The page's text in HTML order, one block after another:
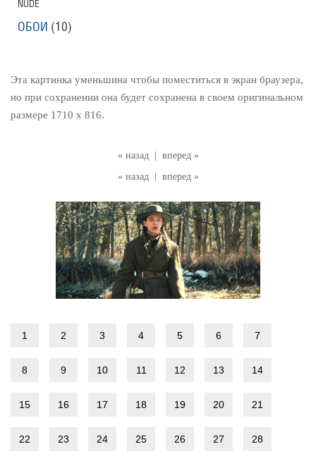
« назад
вперед »
« назад
вперед »
Эта картинка уменьшина чтобы поместиться в экран браузера,
но при сохранении она будет сохранена в своем оригинальном
размере 1710 x 816.
1 2 3 4 5 6 7
8 9 10 11 12 13 14
15 16 17 18 19 20 21
22 23 24 25 26 27 28
NUDE
ОБОИ (10)